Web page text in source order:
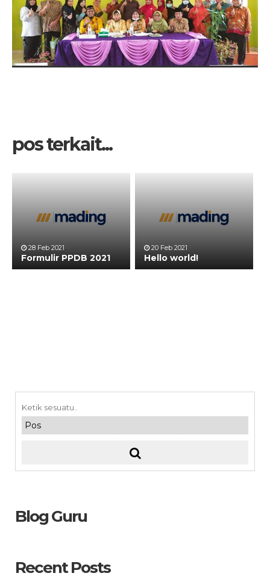
pos terkait...
28 Feb 2021
Formulir PPDB 2021
20 Feb 2021
Hello world!
Blog Guru
Recent Posts